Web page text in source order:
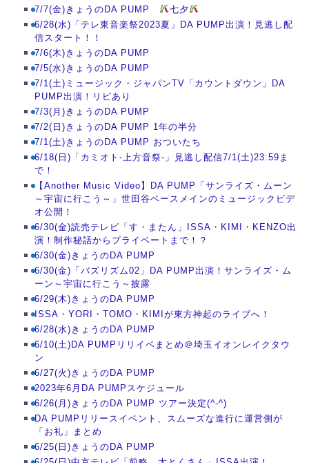
7/7(金)きょうのDA PUMP
七夕
6/28(水)「テレ東音楽祭2023夏」DA PUMP出演！見逃し配
信スタート！！
7/6(木)きょうのDA PUMP
7/5(水)きょうのDA PUMP
7/1(土)ミュージック・ジャパンTV「カウントダウン」DA
PUMP出演！リピあり
7/3(月)きょうのDA PUMP
7/2(日)きょうのDA PUMP 1年の半分
7/1(土)きょうのDA PUMP おついたち
6/18(日)「カミオト-上方音祭-」見逃し配信7/1(土)23:59ま
で！
【Another Music Video】DA PUMP「サンライズ・ムーン
～宇宙に行こう～」世田谷ベースメインのミュージックビデ
オ公開！
6/30(金)読売テレビ「す・またん」ISSA・KIMI・KENZO出
演！制作秘話からプライベートまで！？
6/30(金)きょうのDA PUMP
6/30(金)「バズリズム02」DA PUMP出演！サンライズ・ム
ーン～宇宙に行こう～披露
6/29(木)きょうのDA PUMP
ISSA・YORI・TOMO・KIMIが東方神起のライブへ！
6/28(水)きょうのDA PUMP
6/10(土)DA PUMPリリイベまとめ＠埼玉イオンレイクタウ
ン
6/27(火)きょうのDA PUMP
2023年6月DA PUMPスケジュール
6/26(月)きょうのDA PUMP ツアー決定(^-^)
DA PUMPリリースイベント、スムーズな進行に運営側が
「お礼」まとめ
6/25(日)きょうのDA PUMP